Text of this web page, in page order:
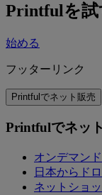
Printfulを試
始める
フッターリンク
Printfulでネット販売
Printfulでネッ
オンデマン
日本からド
ネットショ